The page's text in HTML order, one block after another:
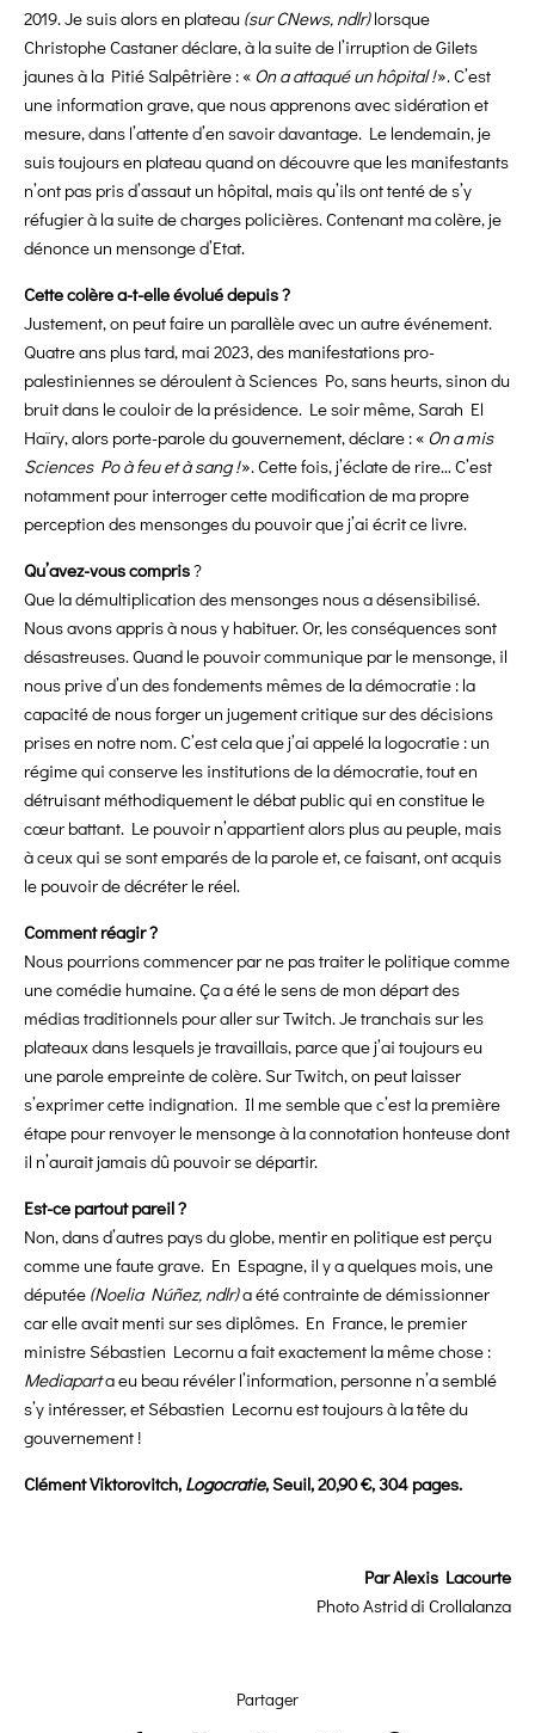
2019. Je suis alors en plateau (sur CNews, ndlr)lorsque
Christophe Castaner déclare, à la suite de l’irruption de Gilets
jaunes à la Pitié Salpêtrière : « On a attaqué un hôpital !». C’est
une information grave, que nous apprenons avec sidération et
mesure, dans l’attente d’en savoir davantage. Le lendemain, je
suis toujours en plateau quand on découvre que les manifestants
n’ont pas pris d’assaut un hôpital, mais qu’ils ont tenté de s’y
réfugier à la suite de charges policières. Contenant ma colère, je
dénonce un mensonge d’Etat.
Cette colère a-t-elle évolué depuis ?
Justement, on peut faire un parallèle avec un autre événement.
Quatre ans plus tard, mai 2023, des manifestations pro-
palestiniennes se déroulent à Sciences Po, sans heurts, sinon du
bruit dans le couloir de la présidence. Le soir même, Sarah El
Haïry, alors porte-parole du gouvernement, déclare : « On a mis
Sciences Po à feu et à sang !». Cette fois, j’éclate de rire… C’est
notamment pour interroger cette modification de ma propre
perception des mensonges du pouvoir que j’ai écrit ce livre.
Qu’avez-vous compris?
Que la démultiplication des mensonges nous a désensibilisé.
Nous avons appris à nous y habituer. Or, les conséquences sont
désastreuses. Quand le pouvoir communique par le mensonge, il
nous prive d’un des fondements mêmes de la démocratie : la
capacité de nous forger un jugement critique sur des décisions
prises en notre nom. C’est cela que j’ai appelé la logocratie : un
régime qui conserve les institutions de la démocratie, tout en
détruisant méthodiquement le débat public qui en constitue le
cœur battant. Le pouvoir n’appartient alors plus au peuple, mais
à ceux qui se sont emparés de la parole et, ce faisant, ont acquis
le pouvoir de décréter le réel.
Comment réagir ?
Nous pourrions commencer par ne pas traiter le politique comme
une comédie humaine. Ça a été le sens de mon départ des
médias traditionnels pour aller sur Twitch. Je tranchais sur les
plateaux dans lesquels je travaillais, parce que j’ai toujours eu
une parole empreinte de colère. Sur Twitch, on peut laisser
s’exprimer cette indignation. Il me semble que c’est la première
étape pour renvoyer le mensonge à la connotation honteuse dont
il n’aurait jamais dû pouvoir se départir.
Est-ce partout pareil ?
Non, dans d’autres pays du globe, mentir en politique est perçu
comme une faute grave. En Espagne, il y a quelques mois, une
députée (Noelia Núñez, ndlr)a été contrainte de démissionner
car elle avait menti sur ses diplômes. En France, le premier
ministre Sébastien Lecornu a fait exactement la même chose :
Mediaparta eu beau révéler l’information, personne n’a semblé
s’y intéresser, et Sébastien Lecornu est toujours à la tête du
gouvernement !
Clément Viktorovitch, Logocratie, Seuil, 20,90 €, 304 pages.
Par Alexis Lacourte
Photo Astrid di Crollalanza
Partager